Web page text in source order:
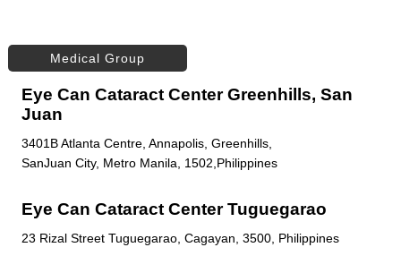
Medical Group
Eye Can Cataract Center Greenhills, San
Juan
3401B Atlanta Centre, Annapolis, Greenhills,
SanJuan City, Metro Manila, 1502,Philippines
Eye Can Cataract Center Tuguegarao
23 Rizal Street Tuguegarao, Cagayan, 3500, Philippines